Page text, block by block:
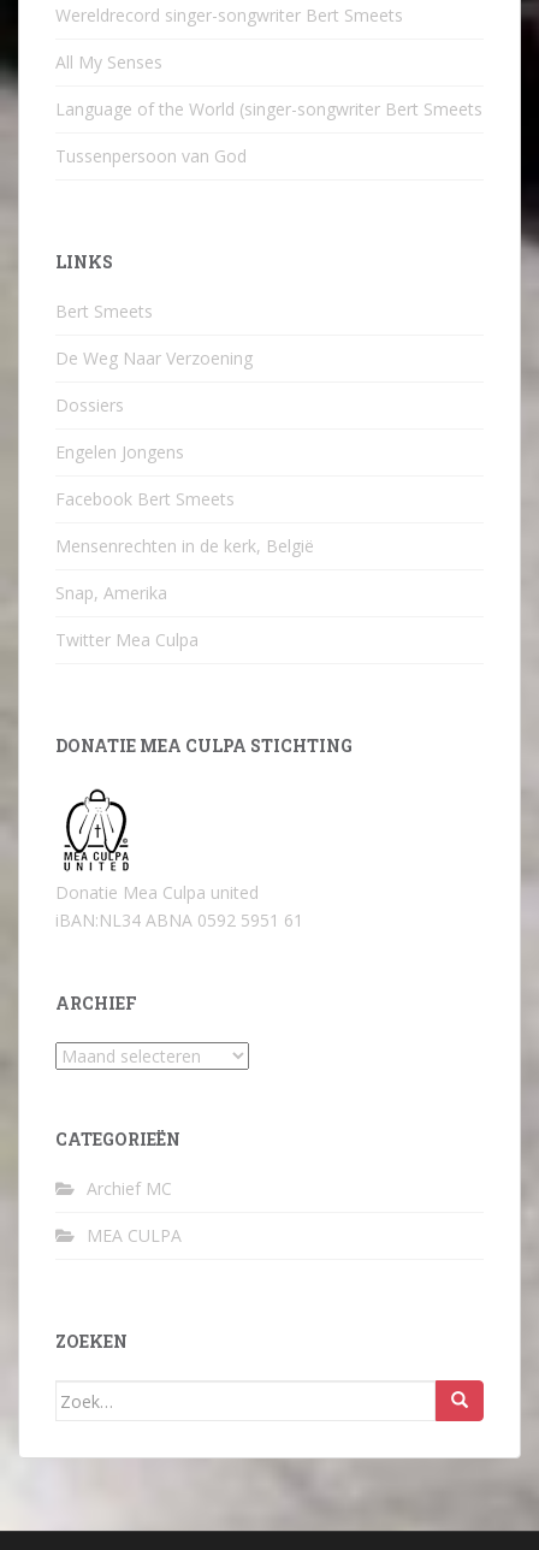
Wereldrecord singer-songwriter Bert Smeets
All My Senses
Language of the World (singer-songwriter Bert Smeets
Tussenpersoon van God
LINKS
Bert Smeets
De Weg Naar Verzoening
Dossiers
Engelen Jongens
Facebook Bert Smeets
Mensenrechten in de kerk, België
Snap, Amerika
Twitter Mea Culpa
DONATIE MEA CULPA STICHTING
Donatie Mea Culpa united
iBAN:NL34 ABNA 0592 5951 61
ARCHIEF
Archief
CATEGORIEËN
Archief MC
MEA CULPA
ZOEKEN
Zoek